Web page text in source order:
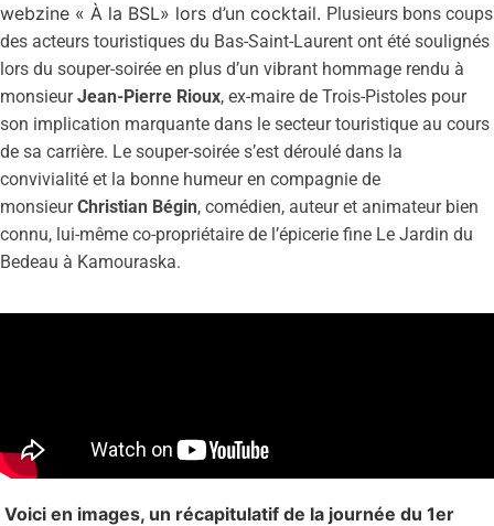
webzine « À la BSL» lors d’un cocktail. Plusieurs bons coups
des acteurs touristiques du Bas-Saint-Laurent ont été soulignés
lors du souper-soirée en plus d’un vibrant hommage rendu à
monsieurJean-Pierre Rioux, ex-maire de Trois-Pistoles pour
son implication marquante dans le secteur touristique au cours
de sa carrière. Le souper-soirée s’est déroulé dans la
convivialité et la bonne humeur en compagnie de
monsieurChristian Bégin, comédien, auteur et animateur bien
connu, lui-même co-propriétaire de l’épicerie fine Le Jardin du
Bedeau à Kamouraska.
Voici en images, un récapitulatif de la journée du 1er